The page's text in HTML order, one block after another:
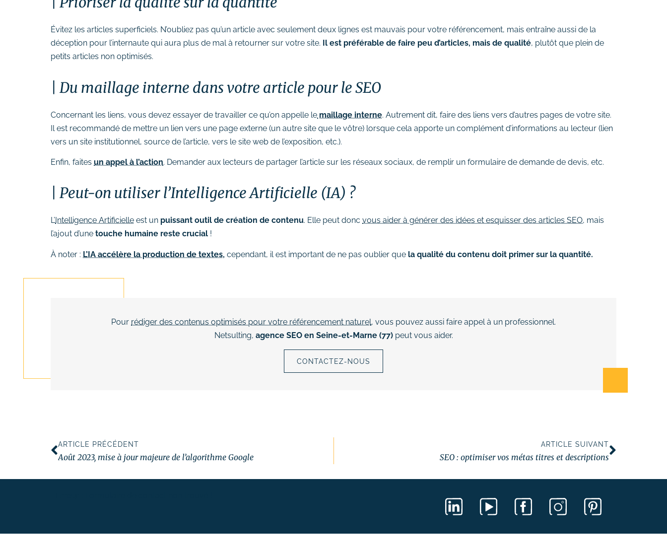
Évitez les articles superficiels. N’oubliez pas qu’un article avec seulement deux lignes est mauvais pour votre référencement, mais entraîne aussi de la
déception pour l’internaute qui aura plus de mal à retourner sur votre site. Il est préférable de faire peu d’articles, mais de qualité, plutôt que plein de
petits articles non optimisés.
Du maillage interne dans votre article pour le SEO
Concernant les liens, vous devez essayer de travailler ce qu’on appelle le maillage interne. Autrement dit, faire des liens vers d’autres pages de votre site.
Il est recommandé de mettre un lien vers une page externe (un autre site que le vôtre) lorsque cela apporte un complément d’informations au lecteur (lien
vers un site institutionnel, source de l’article, vers le site web de l’exposition, etc.).
Enfin, faites un appel à l’action. Demander aux lecteurs de partager l’article sur les réseaux sociaux, de remplir un formulaire de demande de devis, etc.
Peut-on utiliser l’Intelligence Artificielle (IA) ?
L’Intelligence Artificielle est un puissant outil de création de contenu. Elle peut donc vous aider à générer des idées et esquisser des articles SEO, mais
l’ajout d’une touche humaine reste crucial !
À noter : L’IA accélère la production de textes, cependant, il est important de ne pas oublier que la qualité du contenu doit primer sur la quantité.
Pour rédiger des contenus optimisés pour votre référencement naturel, vous pouvez aussi faire appel à un professionnel.
Netsulting, agence SEO en Seine-et-Marne (77)peut vous aider.
CONTACTEZ-NOUS
ARTICLE PRÉCÉDENT
Août 2023, mise à jour majeure de l’algorithme Google
ARTICLE SUIVANT
SEO : optimiser vos métas titres et descriptions